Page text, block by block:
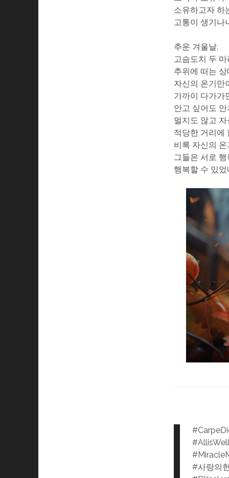
소유하고자 하
고통이 생기나
추운 겨울날,
고슴도치 두
추위에 떠는
자신의 온기만
가까이 다가가
안고 싶어도
멀지도 않고
적당한 거리에
비록 자신의
그들은 서로 행
행복할 수 있었
#사랑의